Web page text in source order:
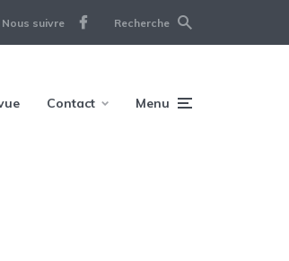
Nous suivre Recherche
Contact Menu